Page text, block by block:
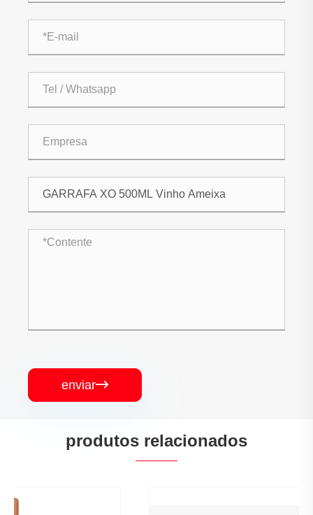
enviar
produtos relacionados